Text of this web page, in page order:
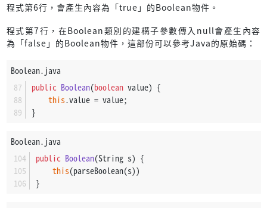
程式第6行，會產生內容為「true」的Boolean物件。
程式第7行，在Boolean類別的建構子參數傳入null會產生內容
為「false」的Boolean物件，這部份可以參考Java的原始碼：
Boolean.java
public Boolean(boolean value) {
this.value = value;
}
Boolean.java
public Boolean(String s) {
this(parseBoolean(s))
}